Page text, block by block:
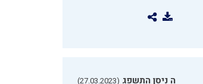
ה ניסן התשפג (27.03.2023)